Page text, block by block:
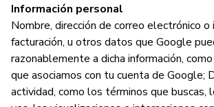
Información personal
Nombre, dirección de correo electrónico o
facturación, u otros datos que Google
razonablemente a dicha información,
que asociamos con tu cuenta de Google;
actividad, como los términos que buscas,